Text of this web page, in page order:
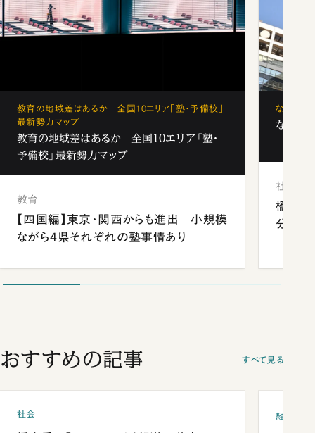
教育の地域差はあるか 全国10エリア「塾・予備校」
最新勢力マップ
教育の地域差はあるか 全国10エリア「塾・
予備校」最新勢力マップ
教育
【四国編】東京・関西からも進出 小規模
ながら4県それぞれの塾事情あり
なぜ「フ
なぜ「
社会
橋本愛
分 佐
おすすめの記事 すべて見る
社会 経済・ビ